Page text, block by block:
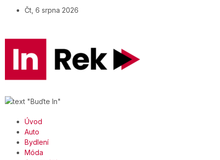
Čt, 6 srpna 2026
Úvod
Auto
Bydlení
Móda